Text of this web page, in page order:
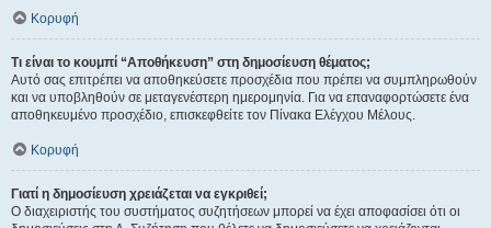
Κορυφή
Τι είναι το κουμπί “Αποθήκευση” στη δημοσίευση θέματος;
Αυτό σας επιτρέπει να αποθηκεύσετε προσχέδια που πρέπει να συμπληρωθούν
και να υποβληθούν σε μεταγενέστερη ημερομηνία. Για να επαναφορτώσετε ένα
αποθηκευμένο προσχέδιο, επισκεφθείτε τον Πίνακα Ελέγχου Μέλους.
Κορυφή
Γιατί η δημοσίευση χρειάζεται να εγκριθεί;
Ο διαχειριστής του συστήματος συζητήσεων μπορεί να έχει αποφασίσει ότι οι